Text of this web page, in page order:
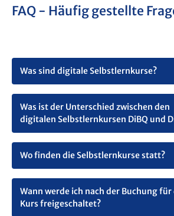
Besonderheiten bei
Landstraßen, Geh- und
Bauleitern,
Verantwortliche für die
zugeschnitten.
MVAS-Nachweis und
Teilnahmebescheinigung
Nach erfolgreicher Bearbeitung des
Teilnahmebescheinigungdirekt
bereit. Die integrierte
wiederholt werden und dient auch
deutschen Sprache. Nach Bestehen
MVAS-Nachweis digital – bequem
verfügbar.
FAQ - Häufig gestellte
Was sind digitale Selbstlernkurse?
Was ist der Unterschied zwischen den
digitalen Selbstlernkursen DiBQ und
Wo finden die Selbstlernkurse statt?
Wann werde ich nach der Buchung für
Kurs freigeschaltet?